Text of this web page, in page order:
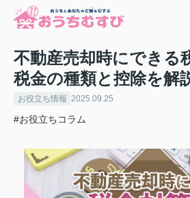
不動産売却時にできる
税金の種類と控除を解
お役立ち情報 2025.09.25
#お役立ちコラム